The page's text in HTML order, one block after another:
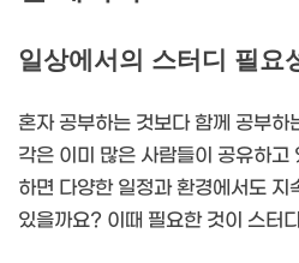
일상에서의 스터디 필요
혼자 공부하는 것보다 함께 공부하
각은 이미 많은 사람들이 공유하고
하면 다양한 일정과 환경에서도 지
있을까요? 이때 필요한 것이 스터